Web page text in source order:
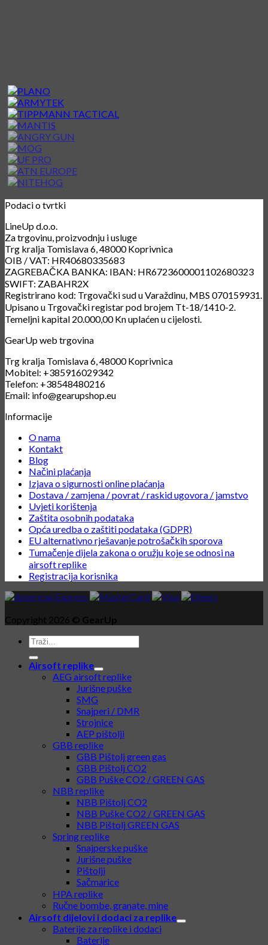
Podaci o tvrtki
LineUp d.o.o.
Za trgovinu, proizvodnju i usluge
Trg kralja Tomislava 6, 48000 Koprivnica
OIB / VAT: HR40680335683
ZAGREBAČKA BANKA: IBAN: HR6723600001102680323
SWIFT: ZABAHR2X
Registrirano kod: Trgovački sud u Varaždinu, MBS 070159931.
Upisano u Trgovački registar pod brojem Tt-18/1410-2.
Temeljni kapital 20.000,00 Kn uplaćen u cijelosti.
GearUp web trgovina
Trg kralja Tomislava 6, 48000 Koprivnica
Mobitel: +385916029342
Telefon: +38548480216
Email: info@gearupshop.eu
Informacije
O nama
Kontakt
Blog
Načini plaćanja
Izjava o sigurnosti online plaćanja
Dostava / zamjena / povrat / raskid ugovora / jamstvo
Uvjeti korištenja
Zaštita osobnih podataka
Opća uredba o zaštiti podataka (GDPR)
EU alternativno rješavanje potrošačkih sporova
Tumačenje dijela zakona o oružju koje se odnosi na
airsoft replike
Registracija korisnika
Copyright 2026 ©GearUp
Airsoft replike
AEG airsoft replike
Jurišne puške
SMG
Snajperi / DMR
Strojnice
AEP pištolji
GBB replike
GBB Pištolj green gas
GBB Pištolj CO2
GBB Puške CO2 / GREEN GAS
NBB replike
NBB Pištolj CO2
NBB Puške CO2 / GREEN GAS
NBB Pištolj GREEN GAS
Spring replike
Snajperske puške
Jurišne puške
Pištolji
Sačmarice
HPA replike